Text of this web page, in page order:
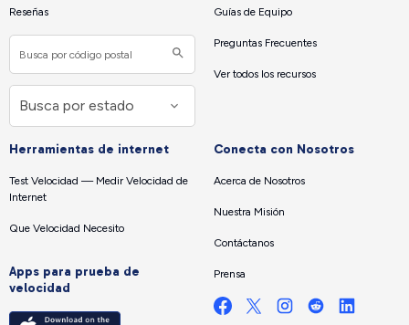
Reseñas Guías de Equipo
Preguntas Frecuentes
Ver todos los recursos
Herramientas de internet
Test Velocidad — Medir Velocidad de
Internet
Que Velocidad Necesito
Apps para prueba de
velocidad
Conecta con Nosotros
Acerca de Nosotros
Nuestra Misión
Contáctanos
Prensa